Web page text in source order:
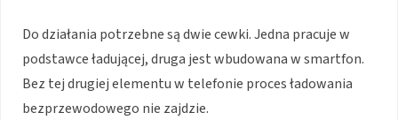
Do działania potrzebne są dwie cewki. Jedna pracuje w
podstawce ładującej, druga jest wbudowana w smartfon.
Bez tej drugiej elementu w telefonie proces ładowania
bezprzewodowego nie zajdzie.